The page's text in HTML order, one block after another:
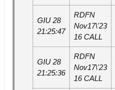
GIU 28
21:25:47
RDFN
Nov17\'23
16 CALL
GIU 28
21:25:36
RDFN
Nov17\'23
16 CALL